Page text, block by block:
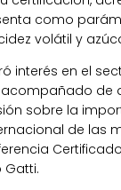
como
volátil y
interés en el
de
sobre la
de las
Gatti.